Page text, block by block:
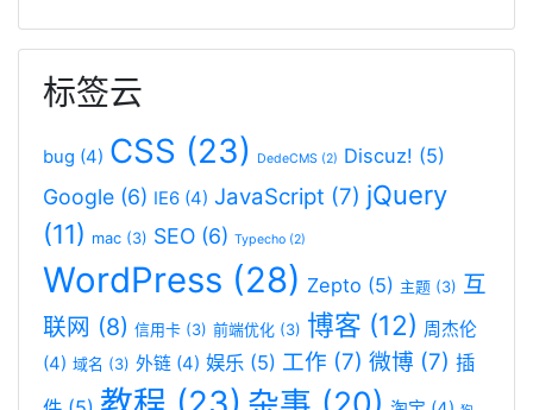
标签云
bug (4) CSS (23) DedeCMS (2) Discuz! (5)
Google (6) IE6 (4) JavaScript (7) jQuery
(11) mac (3) SEO (6) Typecho (2)
WordPress (28) Zepto (5) 主题 (3) 互
联网 (8) 信用卡 (3) 前端优化 (3) 博客 (12) 周杰伦
(4) 域名 (3) 外链 (4) 娱乐 (5) 工作 (7) 微博 (7) 插